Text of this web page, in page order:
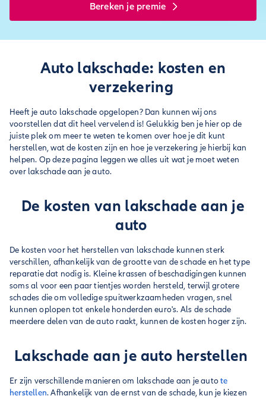
Bereken je premie
Auto lakschade: kosten en
verzekering
Heeft je auto lakschade opgelopen? Dan kunnen wij ons
voorstellen dat dit heel vervelend is! Gelukkig ben je hier op de
juiste plek om meer te weten te komen over hoe je dit kunt
herstellen, wat de kosten zijn en hoe je verzekering je hierbij kan
helpen. Op deze pagina leggen we alles uit wat je moet weten
over lakschade aan je auto.
De kosten van lakschade aan je
auto
De kosten voor het herstellen van lakschade kunnen sterk
verschillen, afhankelijk van de grootte van de schade en het type
reparatie dat nodig is. Kleine krassen of beschadigingen kunnen
soms al voor een paar tientjes worden hersteld, terwijl grotere
schades die om volledige spuitwerkzaamheden vragen, snel
kunnen oplopen tot enkele honderden euro's. Als de schade
meerdere delen van de auto raakt, kunnen de kosten hoger zijn.
Lakschade aan je auto herstellen
Er zijn verschillende manieren om lakschade aan je autote
herstellen. Afhankelijk van de ernst van de schade, kun je kiezen